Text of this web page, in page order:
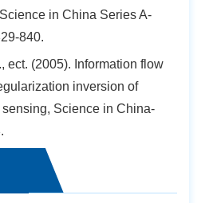
in China Series A-
840.
ect. (2005). Information flow
inversion of
Science in China-